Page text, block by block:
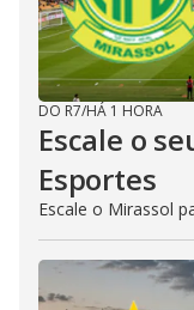
DO R7/HÁ 1 HORA
Escale o
Esportes
Escale o Mirassol